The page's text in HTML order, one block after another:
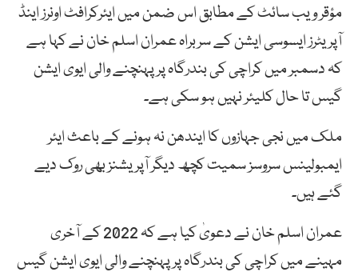
مؤقر ویب سائٹ کے مطابق اس ضمن میں ایئرکرافٹ اونرز اینڈ
آپریٹرز ایسوسی ایشن کے سربراہ عمران اسلم خان نے کہا ہے
کہ دسمبر میں کراچی کی بندرگاہ پر پہنچنے والی ایوی ایشن
گیس تا حال کلیئر نہیں ہو سکی ہے۔
ملک میں نجی جہازوں کا ایندھن نہ ہونے کے باعث ایئر
ایمبولینس سروسز سمیت کچھ دیگر آپریشنز بھی روک دیے
گئے ہیں۔
عمران اسلم خان نے دعویٰ کیا ہے کہ 2022 کے آخری
مہینے میں کراچی کی بندرگاہ پر پہنچنے والی ایوی ایشن گیس